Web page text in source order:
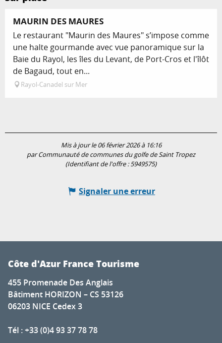
MAURIN DES MAURES
Le restaurant "Maurin des Maures" s’impose comme
une halte gourmande avec vue panoramique sur la
Baie du Rayol, les îles du Levant, de Port-Cros et l'îlôt
de Bagaud, tout en...
Rayol-Canadel sur Mer
Mis à jour le 06 février 2026 à 16:16
par Communauté de communes du golfe de Saint Tropez
(Identifiant de l'offre :5949575)
Signaler une erreur
Côte d'Azur France Tourisme
455 Promenade Des Anglais
Bâtiment HORIZON – CS 53126
06203 NICE Cedex 3
Tél : +33 (0)4 93 37 78 78